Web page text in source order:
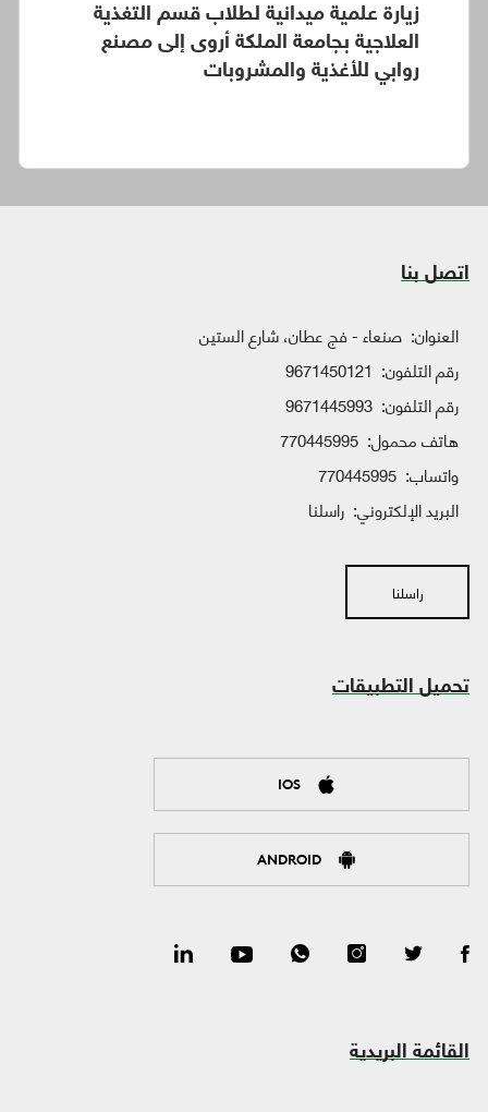
زيارة علمية ميدانية لطلاب قسم التغذية
العلاجية بجامعة الملكة أروى إلى مصنع
روابي للأغذية والمشروبات
اتصل بنا
العنوان: صنعاء - فج عطان، شارع الستين
رقم التلفون: 9671450121
رقم التلفون: 9671445993
هاتف محمول: 770445995
واتساب:
البريد الإلكتروني: راسلنا
راسلنا
تحميل التطبيقات
IOS
ANDROID
القائمة البريدية